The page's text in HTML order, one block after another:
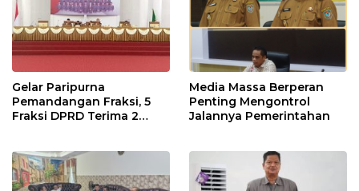
Gelar Paripurna
Pemandangan Fraksi, 5
Fraksi DPRD Terima 2
Media Massa Berperan
Penting Mengontrol
Jalannya Pemerintahan